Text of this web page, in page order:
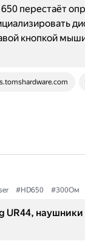
перестаёт
кнопкой
#HD650 #300Ом
UR44, наушники